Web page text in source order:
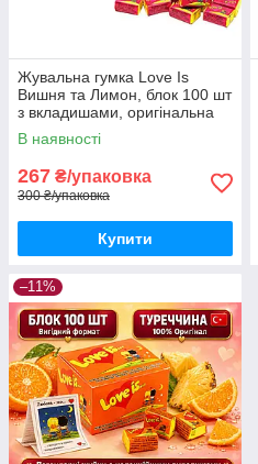
Жувальна гумка Love Is
Вишня та Лимон, блок 100 шт
з вкладишами, оригінальна
турецька жуйка Лав Із на
подарунок
В наявності
267 ₴/упаковка
300 ₴/упаковка
Купити
–11%